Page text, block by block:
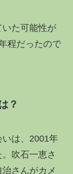
た可能性が
程だったので
？
は、2001年
吹石一恵さ
さんがカメ